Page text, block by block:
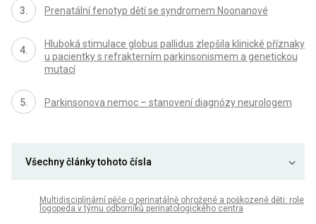
Prenatální fenotyp dětí se syndromem Noonanové
Hluboká stimulace globus pallidus zlepšila klinické příznaky
u pacientky s refrakterním parkinsonismem a genetickou
mutací
Parkinsonova nemoc – stanovení diagnózy neurologem
Všechny články tohoto čísla
Multidisciplinární péče o perinatálně ohrožené a poškozené děti: role
logopeda v týmu odborníků perinatologického centra